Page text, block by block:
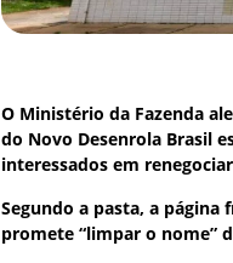
O Ministério da Fazenda
do Novo Desenrola Brasil
interessados em
Segundo a pasta, a
promete “limpar o nome”